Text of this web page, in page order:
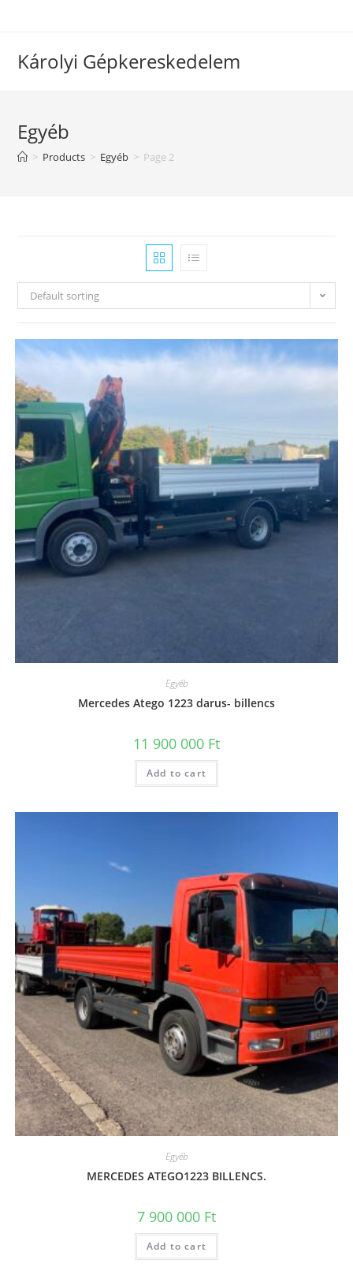
Károlyi Gépkereskedelem
Egyéb
> Products > Egyéb > Page 2
Default sorting
Egyéb
Mercedes Atego 1223 darus- billencs
11 900 000 Ft
Add to cart
Egyéb
MERCEDES ATEGO1223 BILLENCS.
7 900 000 Ft
Add to cart